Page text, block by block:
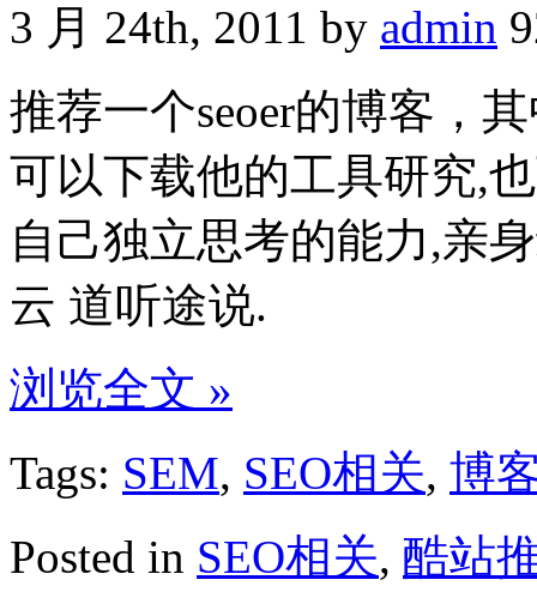
3 月 24th, 2011 by admin
推荐一个seoer的博客，
可以下载他的工具研究,
自己独立思考的能力,亲
云 道听途说.
浏览全文 »
Tags: SEM, SEO相关, 博
Posted in SEO相关, 酷站